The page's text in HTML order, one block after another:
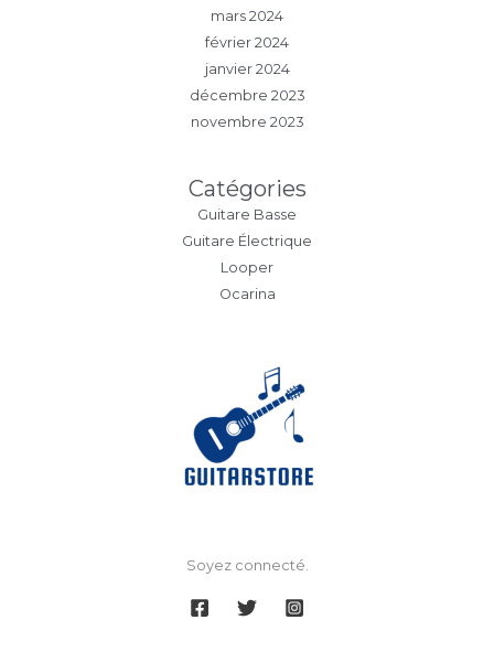
mars 2024
février 2024
janvier 2024
décembre 2023
novembre 2023
Catégories
Guitare Basse
Guitare Électrique
Looper
Ocarina
Soyez connecté.